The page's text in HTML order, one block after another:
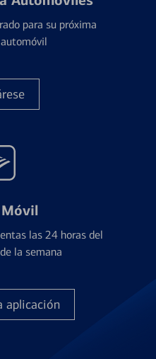
para su próxima
las 24 horas del
la semana
aplicación